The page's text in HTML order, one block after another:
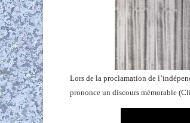
Lors de la proclamation de
prononce un discours mémorable